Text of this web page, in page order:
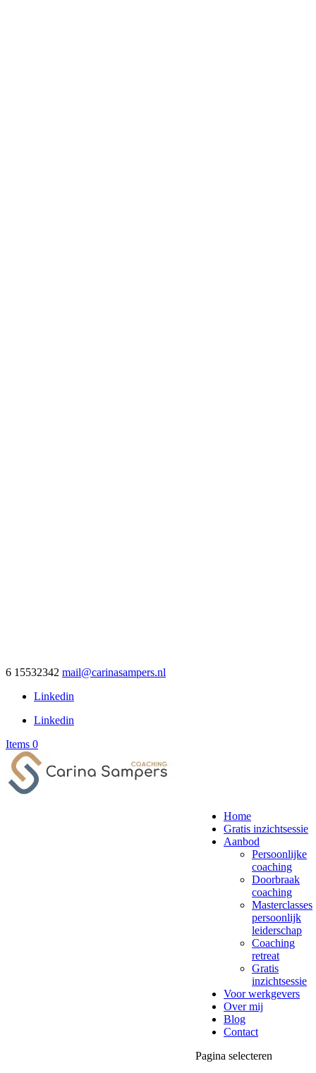
6 15532342 mail@carinasampers.nl
Linkedin
Linkedin
Items 0
Home
Gratis inzichtsessie
Aanbod
Persoonlijke
coaching
Doorbraak
coaching
Masterclasses
persoonlijk
leiderschap
Coaching
retreat
Gratis
inzichtsessie
Voor werkgevers
Over mij
Blog
Contact
Pagina selecteren